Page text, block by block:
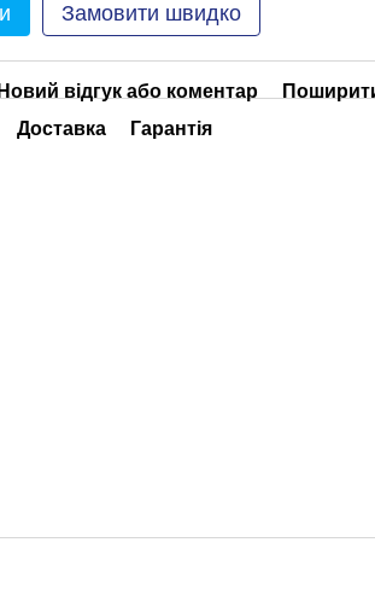
Замовити швидко
Новий відгук або коментар
Доставка Гарантія